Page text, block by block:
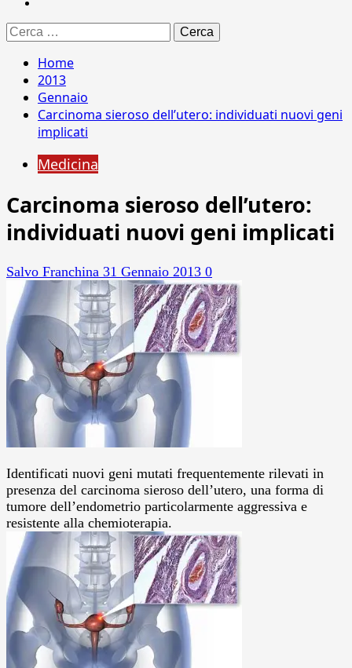
Ricerca
per:
Home
2013
Gennaio
Carcinoma sieroso dell’utero: individuati nuovi geni
implicati
Medicina
Carcinoma sieroso dell’utero:
individuati nuovi geni implicati
Salvo Franchina 31 Gennaio 2013 0
Identificati nuovi geni mutati frequentemente rilevati in
presenza del carcinoma sieroso dell’utero, una forma di
tumore dell’endometrio particolarmente aggressiva e
resistente alla chemioterapia.